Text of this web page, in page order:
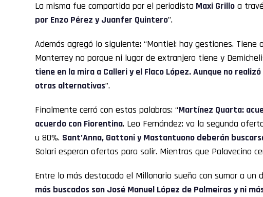
La misma fue compartida por el periodista Maxi Grillo a
por Enzo Pérez y Juanfer Quintero”.
Además agregó lo siguiente: “Montiel: hay gestiones. Tiene
Monterrey no porque ni lugar de extranjero tiene y
tiene en la mira a Calleri y el Flaco López. Aunque no
otras alternativas”.
Finalmente cerró con estas palabras: “Martínez Quarta:
acuerdo con Fiorentina. Leo Fernández: va la segunda
u 80%. Sant’Anna, Gattoni y Mastantuono deberán
Solari esperan ofertas para salir. Mientras que Palavecino
Entre lo más destacado el Millonario sueña con sumar a un
más buscados son José Manuel López de Palmeiras y ni